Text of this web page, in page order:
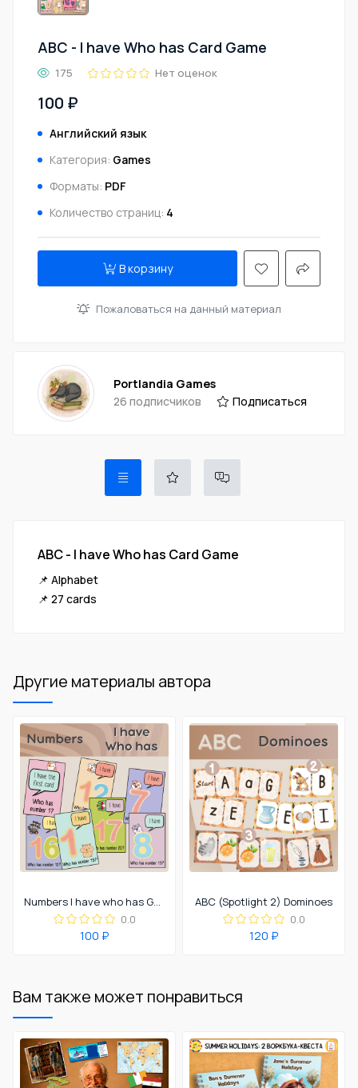
ABC - I have Who has Card Game
175 Нет оценок
100 ₽
Английский язык
Категория: Games
Форматы: PDF
Количество страниц: 4
В корзину
Пожаловаться на данный материал
Portlandia Games
26 подписчиков
Подписаться
ABC - I have Who has Card Game
📌 Alphabet
📌 27 cards
Другие материалы автора
Numbers I have who has Game
0.0
100 ₽
ABC (Spotlight 2) Dominoes
0.0
120 ₽
Вам также может понравиться